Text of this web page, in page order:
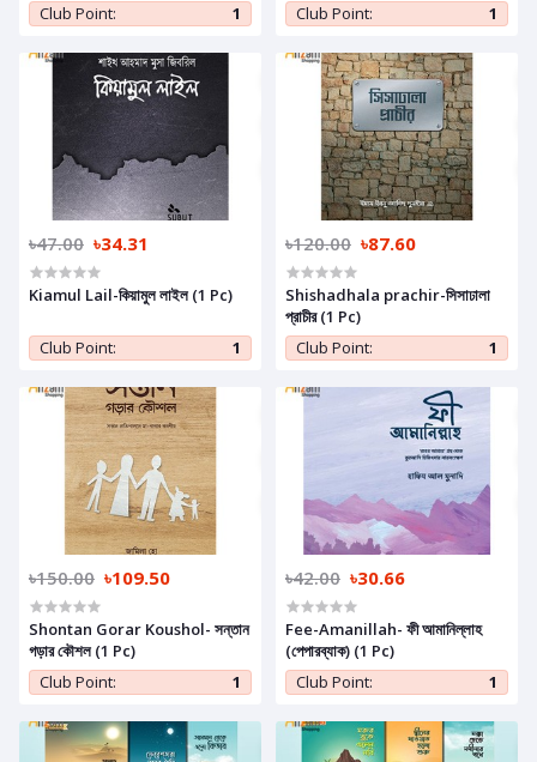
Club Point: 1
Club Point:
1
৳47.00 ৳34.31
Kiamul Lail-কিয়ামুল লাইল (1 Pc)
Club Point: 1
৳120.00 ৳87.60
Shishadhala prachir-সিসাঢালা
প্রাচীর (1 Pc)
Club Point:
1
৳150.00 ৳109.50
Shontan Gorar Koushol- সন্তান
গড়ার কৌশল (1 Pc)
Club Point:
1
৳42.00 ৳30.66
Fee-Amanillah- ফী আমানিল্লাহ
(পেপারব্যাক) (1 Pc)
Club Point:
1